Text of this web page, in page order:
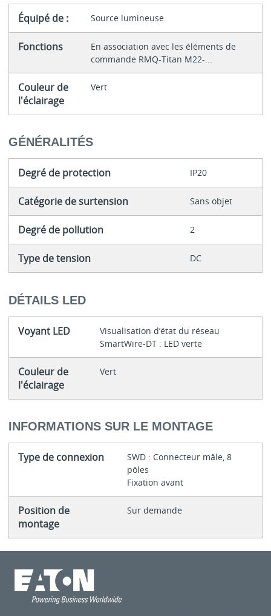
Équipé de : Source lumineuse
Fonctions
En association avec les éléments de
commande RMQ-Titan M22-...
Couleur de
l'éclairage
Vert
GÉNÉRALITÉS
Degré de protection IP20
Catégorie de surtension Sans objet
Degré de pollution 2
Type de tension DC
DÉTAILS LED
Voyant LED
Visualisation d’état du réseau
SmartWire-DT : LED verte
Couleur de
l'éclairage
Vert
INFORMATIONS SUR LE MONTAGE
Type de connexion
SWD : Connecteur mâle, 8
pôles
Fixation avant
Position de
montage
Sur demande